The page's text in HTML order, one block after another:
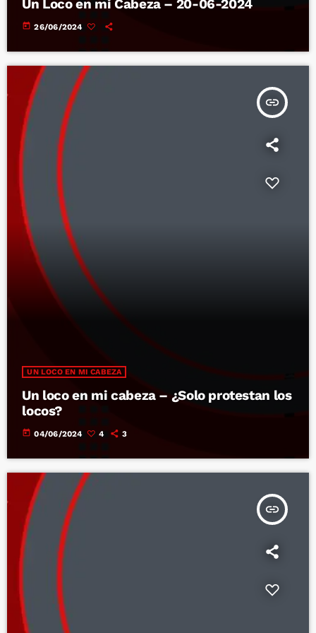
Un Loco en mi Cabeza – 20-06-2024
today 26/06/2024
insert_link
UN LOCO EN MI CABEZA
Un loco en mi cabeza – ¿Solo protestan los
locos?
today 04/06/2024 4 3
insert_link